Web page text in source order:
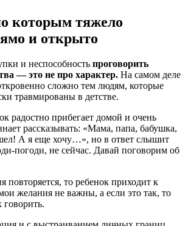
которым тяжело
и открыто
и неспособность проговорить
— это не про характер. На самом деле
сложно тем людям, которые
травмированы в детстве.
радостно прибегает домой и очень
рассказывать: «Мама, папа, бабушка,
А я еще хочу…», но в ответ слышит
погоди, не сейчас. Давай поговорим об
повторяется, то ребенок приходит к
желания не важны, а если это так, то
говорить.